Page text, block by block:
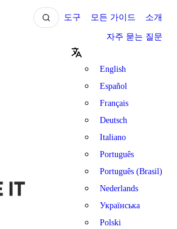
도구 모든 가이드 소개
자주 묻는 질문
English
Español
Français
Deutsch
Italiano
Português
Português (Brasil)
Nederlands
Українська
Polski